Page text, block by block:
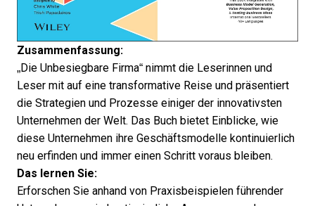
Zusammenfassung:
„Die Unbesiegbare Firma“ nimmt die Leserinnen und
Leser mit auf eine transformative Reise und präsentiert
die Strategien und Prozesse einiger der innovativsten
Unternehmen der Welt. Das Buch bietet Einblicke, wie
diese Unternehmen ihre Geschäftsmodelle kontinuierlich
neu erfinden und immer einen Schritt voraus bleiben.
Das lernen Sie:
Erforschen Sie anhand von Praxisbeispielen führender